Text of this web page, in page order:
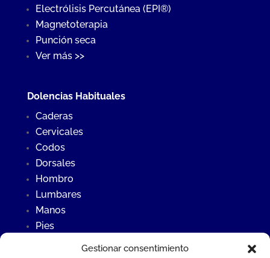
Gestionar consentimiento
Electrólisis Percutánea (EPI®)
Magnetoterapia
Punción seca
Ver más >>
Dolencias Habituales
Caderas
Cervicales
Codos
Dorsales
Hombro
Lumbares
Manos
Pies